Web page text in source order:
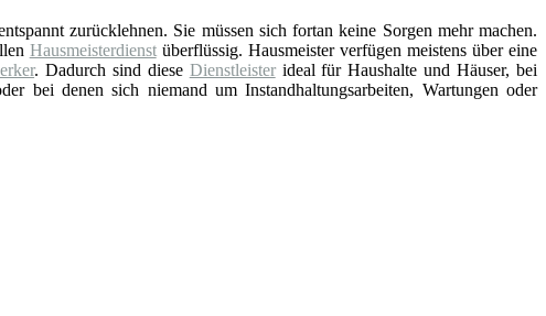
zurücklehnen. Sie müssen sich fortan keine Sorgen mehr machen.
Hausmeisterdienstüberflüssig. Hausmeister verfügen meistens über eine
. Dadurch sind diese Dienstleisterideal für Haushalte und Häuser, bei
bei denen sich niemand um Instandhaltungsarbeiten, Wartungen oder